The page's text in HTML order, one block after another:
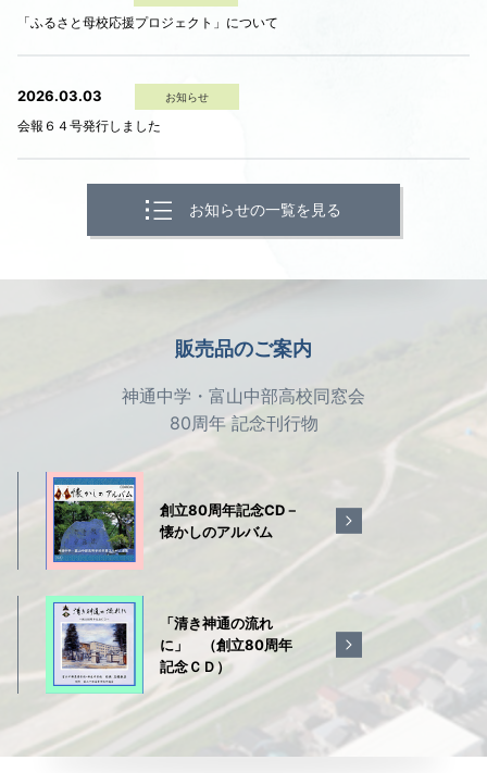
「ふるさと母校応援プロジェクト」について
2026.03.03 お知らせ
会報６４号発行しました
お知らせの一覧を見る
販売品のご案内
神通中学・富山中部高校同窓会
80周年 記念刊行物
創立80周年記念CD－
懐かしのアルバム
「清き神通の流れ
に」 （創立80周年
記念ＣＤ）